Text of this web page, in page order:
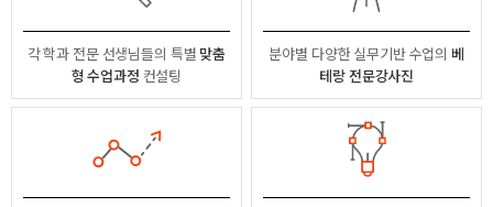
각 학과 전문 선생님들의 특별 맞춤
형 수업과정 컨설팅
분야별 다양한 실무기반 수업의 베
테랑 전문강사진